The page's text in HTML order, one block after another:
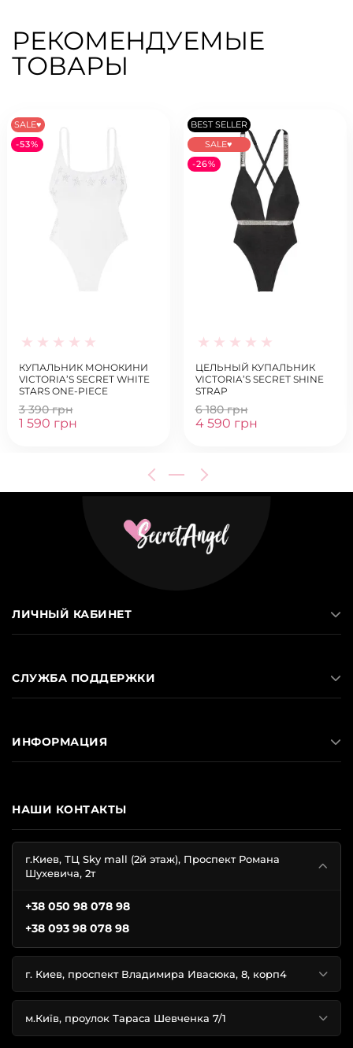
РЕКОМЕНДУЕМЫЕ
ТОВАРЫ
SALE♥
-53%
КУПАЛЬНИК МОНОКИНИ
VICTORIA’S SECRET WHITE
STARS ONE-PIECE
3 390 грн
1 590 грн
BEST SELLER
SALE♥
-26%
ЦЕЛЬНЫЙ КУПАЛЬНИК
VICTORIA’S SECRET SHINE
STRAP
6 180 грн
4 590 грн
НАШИ КОНТАКТЫ
г.Киев, ТЦ Sky mall (2й этаж), Проспект Романа
Шухевича, 2т
+38 050 98 078 98
+38 093 98 078 98
г. Киев, проспект Владимира Ивасюка, 8, корп4
м.Київ, проулок Тараса Шевченка 7/1
ЛИЧНЫЙ КАБИНЕТ
СЛУЖБА ПОДДЕРЖКИ
ИНФОРМАЦИЯ